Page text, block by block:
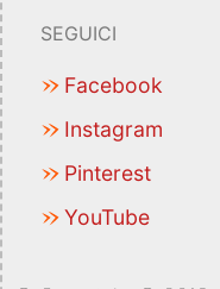
SEGUICI
Facebook
Instagram
Pinterest
YouTube